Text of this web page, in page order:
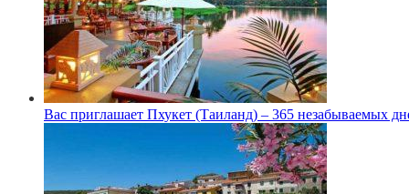
Вас приглашает Пхукет (Таиланд) – 365 незабываемых